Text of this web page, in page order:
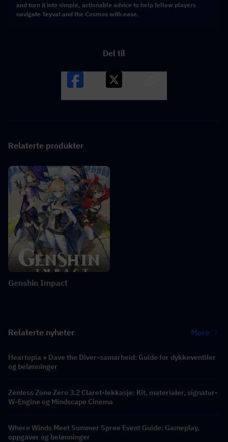
and turn it into simple, actionable advice to help fellow players
navigate Teyvat and the Cosmos with ease.
Del til
Relaterte produkter
Genshin Impact
Relaterte nyheter More
Heartopia × Dave the Diver-samarbeid: Guide for dykkeventiler
og belønninger
Zenless Zone Zero 3.2 Claret-lekkasje: Kit, materialer, signatur-
W-Engine og Mindscape Cinema
Where Winds Meet Summer Spree Event Guide: Gameplay,
oppgaver og belønninger